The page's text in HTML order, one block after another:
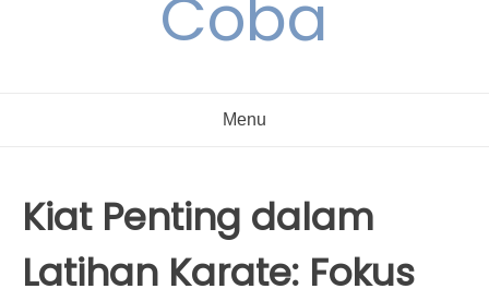
Coba
Menu
Kiat Penting dalam
Latihan Karate: Fokus